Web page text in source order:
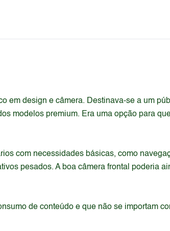
em design e câmera. Destinava-se a um
modelos premium. Era uma opção para
com necessidades básicas, como
pesados. A boa câmera frontal poderia
de conteúdo e que não se importam